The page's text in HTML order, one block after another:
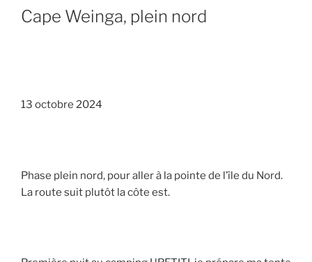
LE
Cape Weinga, plein nord
13 octobre 2024
Phase plein nord, pour aller à la pointe de l’île du Nord.
La route suit plutôt la côte est.